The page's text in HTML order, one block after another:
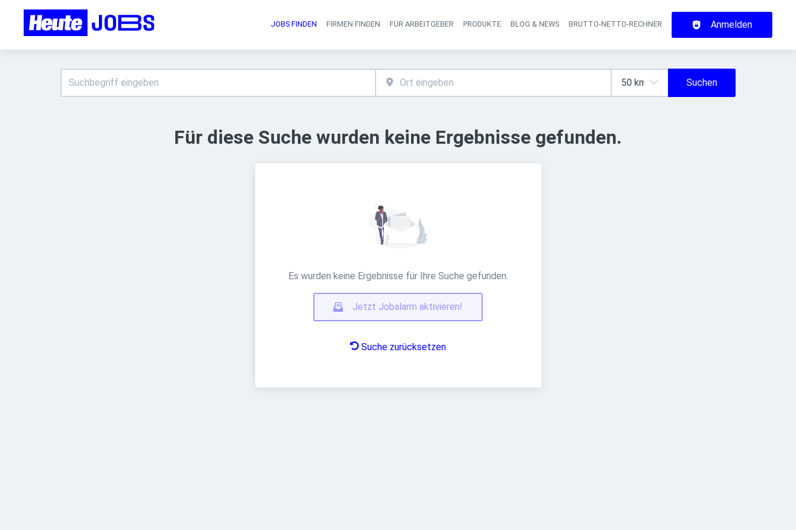
Haupt-Navigation
JOBS FINDEN FIRMEN FINDEN FÜR ARBEITGEBER PRODUKTE BLOG & NEWS BRUTTO-NETTO-RECHNER Anmelden
Suchen
Für diese Suche wurden keine Ergebnisse gefunden.
Es wurden keine Ergebnisse für Ihre Suche gefunden.
Jetzt Jobalarm aktivieren!
Suche zurücksetzen